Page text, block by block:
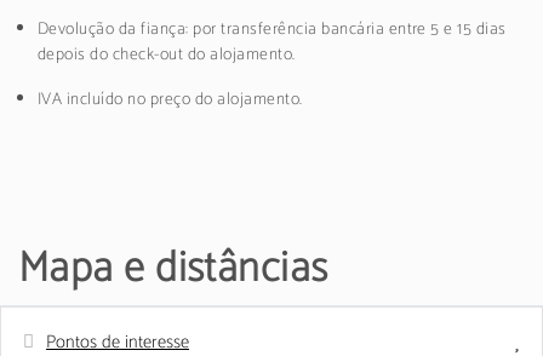
Devolução da fiança: por transferência bancária entre 5 e 15 dias
depois do check-out do alojamento.
IVA incluído no preço do alojamento.
Mapa e distâncias
Pontos de interesse